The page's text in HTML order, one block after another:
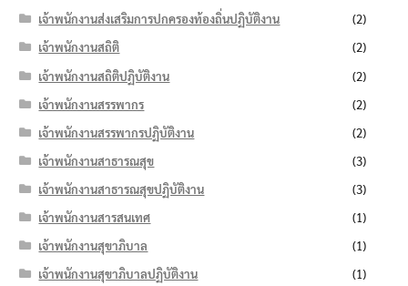
เจ้าพนักงานส่งเสริมการปกครองท้องถิ่นปฏิบัติงาน
(2)
เจ้าพนักงานสถิติ
(2)
เจ้าพนักงานสถิติปฏิบัติงาน
(2)
เจ้าพนักงานสรรพากร
(2)
เจ้าพนักงานสรรพากรปฏิบัติงาน
(2)
เจ้าพนักงานสาธารณสุข
(3)
เจ้าพนักงานสาธารณสุขปฏิบัติงาน
(3)
เจ้าพนักงานสารสนเทศ
(1)
เจ้าพนักงานสุขาภิบาล
(1)
เจ้าพนักงานสุขาภิบาลปฏิบัติงาน
(1)